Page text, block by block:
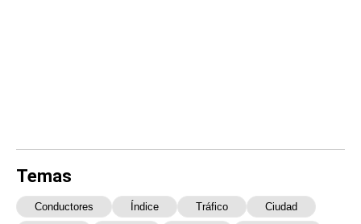
Temas
Conductores Índice Tráfico Ciudad